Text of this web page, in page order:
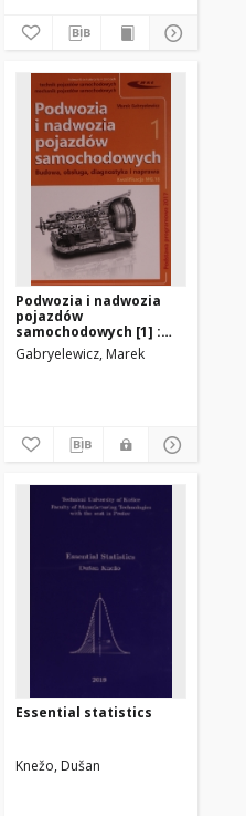
w sprawie
szczegółowych
dla znaków i sygnałów
drogowych oraz
urządzeń
bezpieczeństwa ruchu
drogowego i warunków
ich umieszczania na
drogach
Fejkiel, Romuald Sitarz, Sławomir
Podwozia i nadwozia
pojazdów
samochodowych [1] :
budowa, obsługa,
diagnostyka i naprawa :
Gabryelewicz, Marek
Essential statistics
Knežo, Dušan